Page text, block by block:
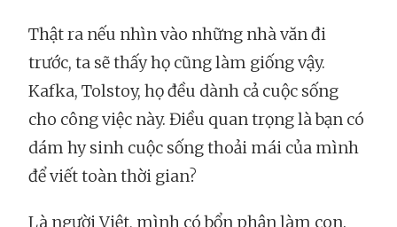
Thật ra nếu nhìn vào những nhà văn đi
trước, ta sẽ thấy họ cũng làm giống vậy.
Kafka, Tolstoy, họ đều dành cả cuộc sống
cho công việc này. Điều quan trọng là bạn có
dám hy sinh cuộc sống thoải mái của mình
để viết toàn thời gian?
Là người Việt, mình có bổn phận làm con.